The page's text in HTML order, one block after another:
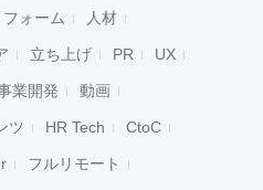
ォーム 人材
立ち上げ PR UX
業開発 動画
ツ HR Tech CtoC
フルリモート